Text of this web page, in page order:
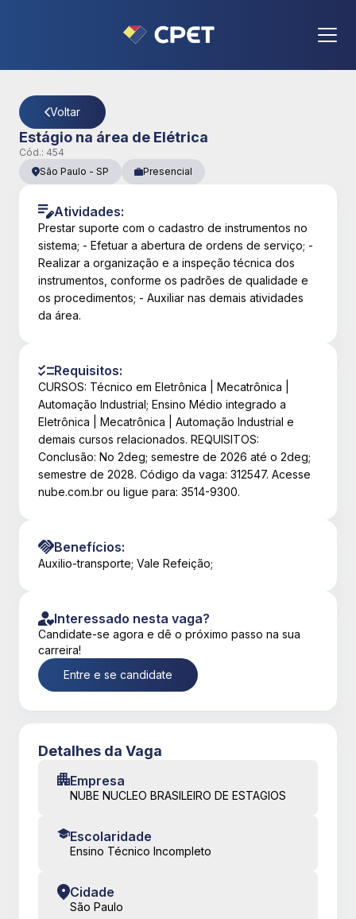
Voltar
Estágio na área de Elétrica
Cód.: 454
São Paulo - SP Presencial
Atividades:
Prestar suporte com o cadastro de instrumentos no
sistema; - Efetuar a abertura de ordens de serviço; -
Realizar a organização e a inspeção técnica dos
instrumentos, conforme os padrões de qualidade e
os procedimentos; - Auxiliar nas demais atividades
da área.
Requisitos:
CURSOS: Técnico em Eletrônica | Mecatrônica |
Automação Industrial; Ensino Médio integrado a
Eletrônica | Mecatrônica | Automação Industrial e
demais cursos relacionados. REQUISITOS:
Conclusão: No 2deg; semestre de 2026 até o 2deg;
semestre de 2028. Código da vaga: 312547. Acesse
nube.com.br ou ligue para: 3514-9300.
Benefícios:
Auxilio-transporte; Vale Refeição;
Interessado nesta vaga?
Candidate-se agora e dê o próximo passo na sua
carreira!
Entre e se candidate
Detalhes da Vaga
Empresa
NUBE NUCLEO BRASILEIRO DE ESTAGIOS
Escolaridade
Ensino Técnico Incompleto
Cidade
São Paulo